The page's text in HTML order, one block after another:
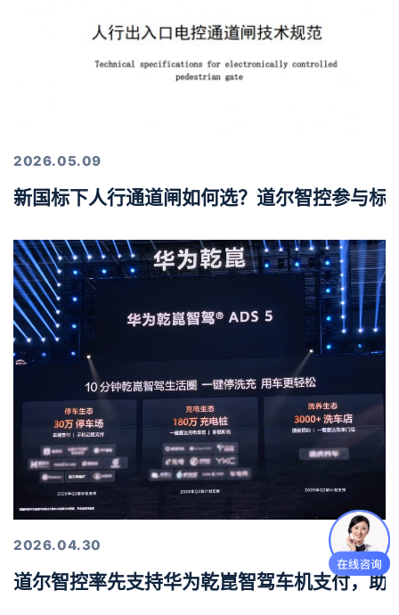
2026.05.09
新国标下人行通道闸如何选？道尔智控参与标
2026.04.30
道尔智控率先支持华为乾崑智驾车机支付，助